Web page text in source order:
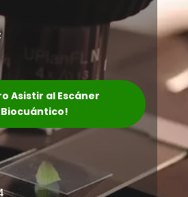
Asistir al Escáner
Biocuántico!